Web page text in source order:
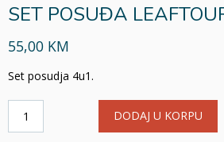
SET POSUĐA
55,00 KM
Set posudja 4u1.
POSUĐA
DODAJ U KORPU